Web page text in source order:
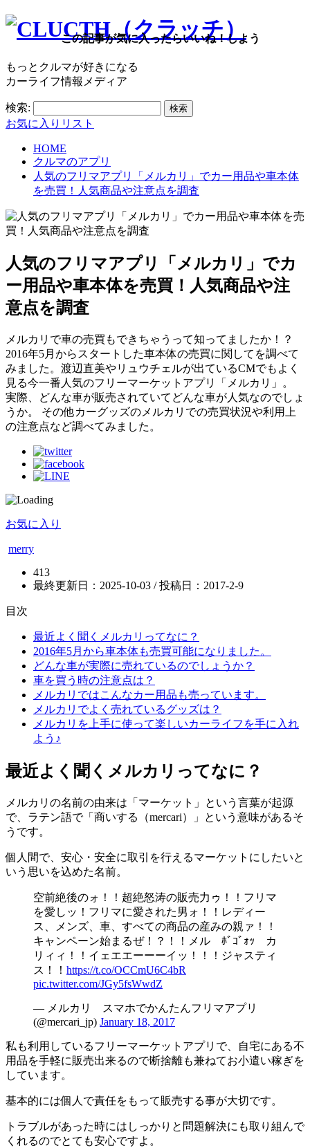
もっとクルマが好きになる
カーライフ情報メディア
検索:
お気に入りリスト
HOME
クルマのアプリ
人気のフリマアプリ「メルカリ」でカー用品や車本体
を売買！人気商品や注意点を調査
人気のフリマアプリ「メルカリ」でカ
ー用品や車本体を売買！人気商品や注
意点を調査
メルカリで車の売買もできちゃうって知ってましたか！？
2016年5月からスタートした車本体の売買に関してを調べて
みました。渡辺直美やリュウチェルが出ているCMでもよく
見る今一番人気のフリーマーケットアプリ「メルカリ」。
実際、どんな車が販売されていてどんな車が人気なのでしょ
うか。 その他カーグッズのメルカリでの売買状況や利用上
の注意点など調べてみました。
お気に入り
merry
413
最終更新日：2025-10-03 / 投稿日： 2017-2-9
目次
最近よく聞くメルカリってなに？
2016年5月から車本体も売買可能になりました。
どんな車が実際に売れているのでしょうか？
車を買う時の注意点は？
メルカリではこんなカー用品も売っています。
メルカリでよく売れているグッズは？
メルカリを上手に使って楽しいカーライフを手に入れ
よう♪
最近よく聞くメルカリってなに？
メルカリの名前の由来は「マーケット」という言葉が起源
で、ラテン語で「商いする（mercari）」という意味があるそ
うです。
個人間で、安心・安全に取引を行えるマーケットにしたいと
いう思いを込めた名前。
空前絶後のォ！！超絶怒涛の販売力ゥ！！フリマ
を愛しッ！フリマに愛された男ォ！！レディー
ス、メンズ、車、すべての商品の産みの親ァ！！
キャンペーン始まるぜ！？！！メル ﾎﾞｺﾞｫｯ カ
リィィ！！イェエエーーーイッ！！！ジャスティ
ス！！ https://t.co/OCCmU6C4bR
pic.twitter.com/JGy5fsWwdZ
— メルカリ スマホでかんたんフリマアプリ
(@mercari_jp) January 18, 2017
私も利用しているフリーマーケットアプリで、自宅にある不
用品を手軽に販売出来るので断捨離も兼ねてお小遣い稼ぎを
しています。
基本的には個人で責任をもって販売する事が大切です。
トラブルがあった時にはしっかりと問題解決にも取り組んで
くれるのでとても安心ですよ。
この記事が気に入ったらいいね！しよう